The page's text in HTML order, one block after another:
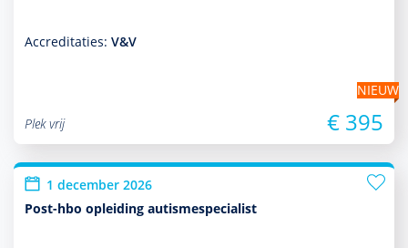
Accreditaties: V&V
NIEUW
Plek vrij
€ 395
1 december 2026
Post-hbo opleiding autismespecialist